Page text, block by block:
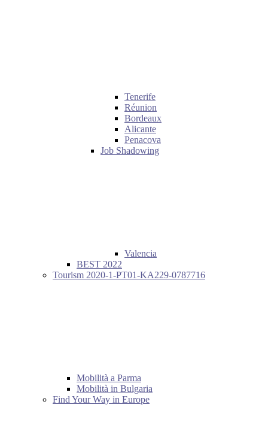
Tenerife
Réunion
Bordeaux
Alicante
Penacova
Job Shadowing
Valencia
BEST 2022
Tourism 2020-1-PT01-KA229-0787716
Mobilità a Parma
Mobilità in Bulgaria
Find Your Way in Europe